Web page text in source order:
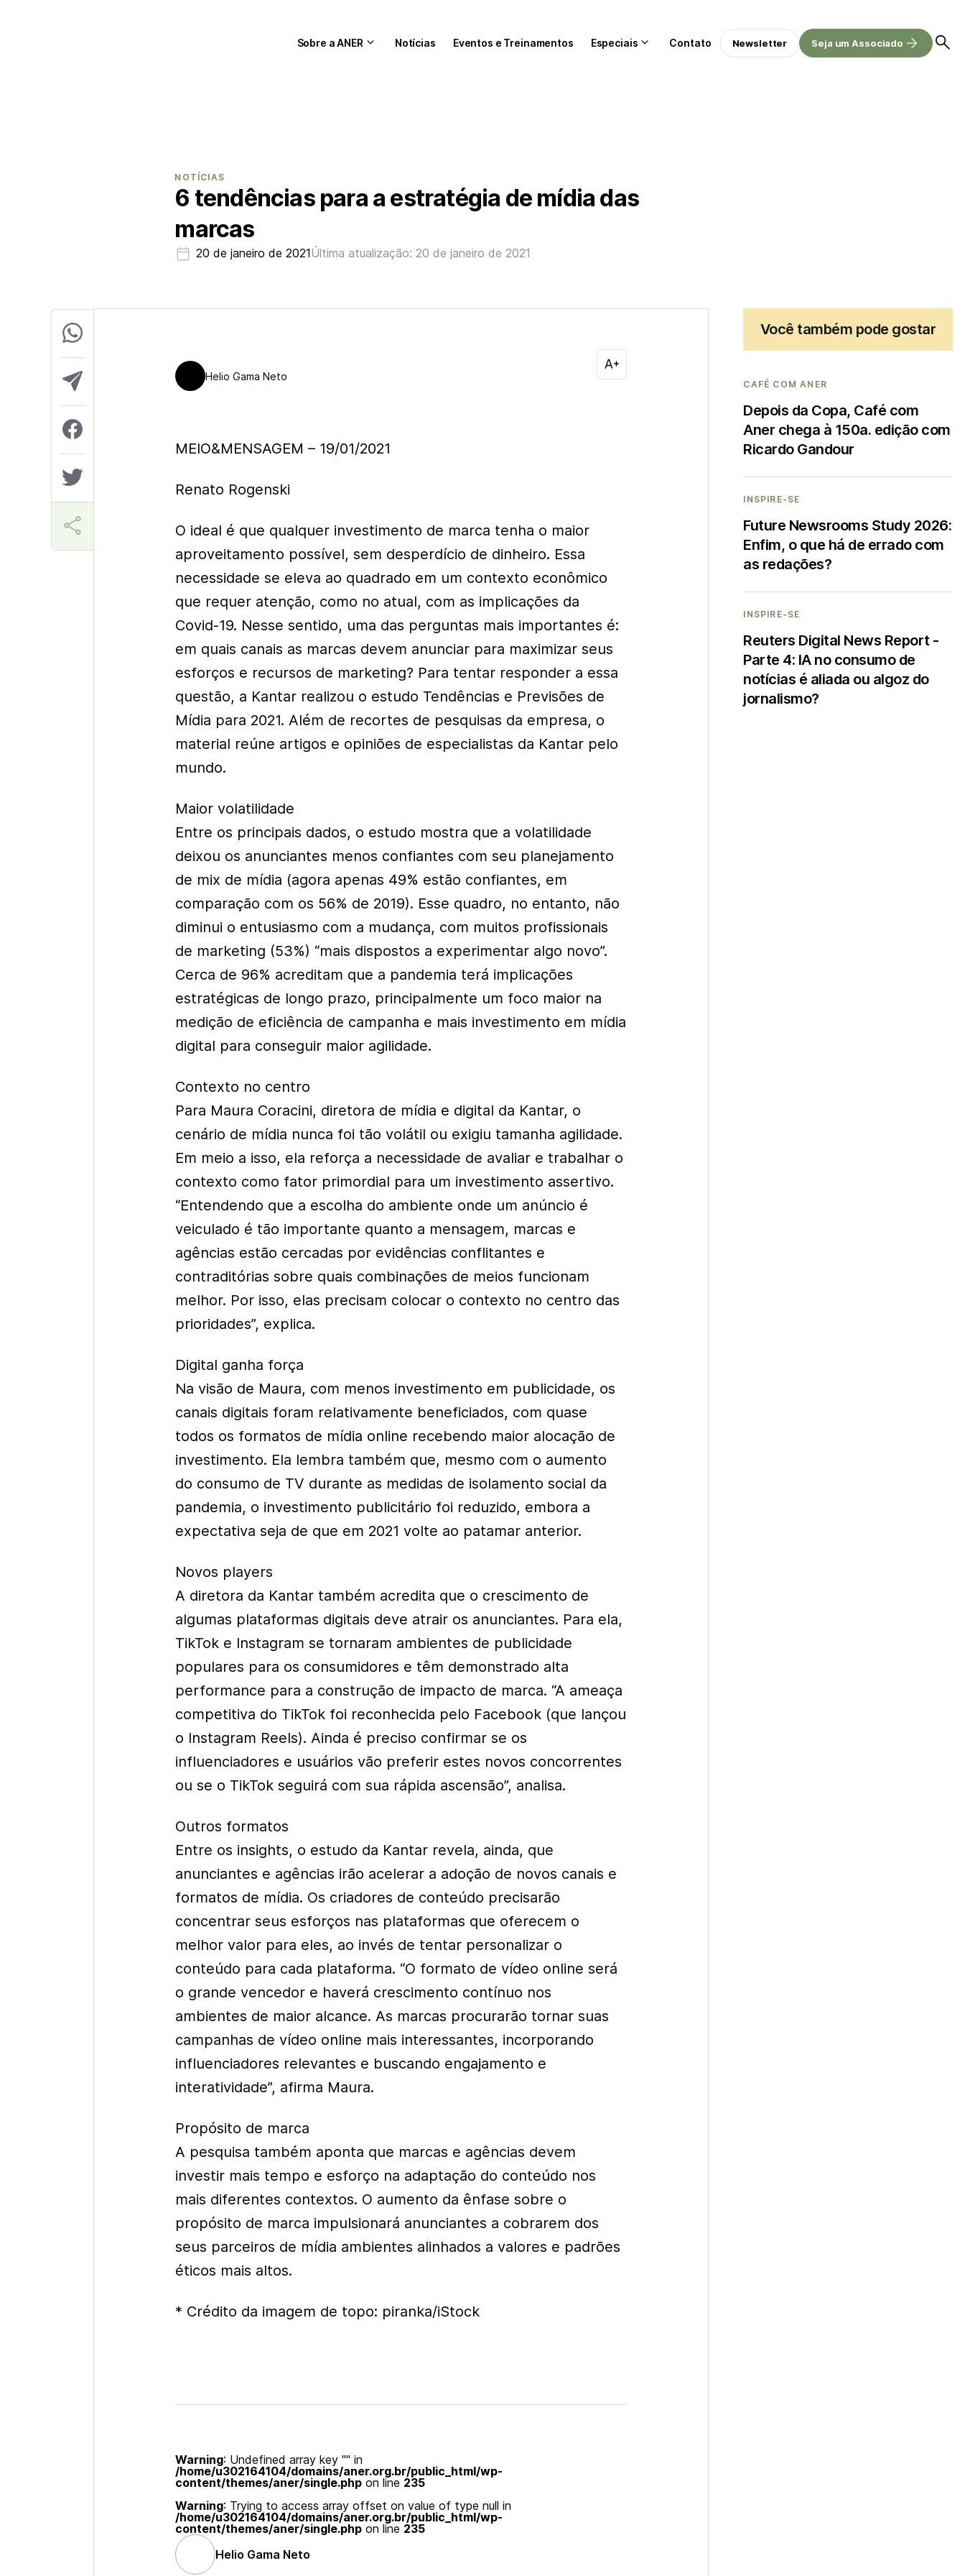
Sobre a ANER Notícias Eventos e Treinamentos Especiais Contato Newsletter Seja um Associado
NOTÍCIAS
6 tendências para a estratégia de mídia das
marcas
20 de janeiro de 2021Última atualização: 20 de janeiro de 2021
Helio Gama Neto
MEIO&MENSAGEM – 19/01/2021
Renato Rogenski
O ideal é que qualquer investimento de marca tenha o maior
aproveitamento possível, sem desperdício de dinheiro. Essa
necessidade se eleva ao quadrado em um contexto econômico
que requer atenção, como no atual, com as implicações da
Covid-19. Nesse sentido, uma das perguntas mais importantes é:
em quais canais as marcas devem anunciar para maximizar seus
esforços e recursos de marketing? Para tentar responder a essa
questão, a Kantar realizou o estudo Tendências e Previsões de
Mídia para 2021. Além de recortes de pesquisas da empresa, o
material reúne artigos e opiniões de especialistas da Kantar pelo
mundo.
Maior volatilidade
Entre os principais dados, o estudo mostra que a volatilidade
deixou os anunciantes menos confiantes com seu planejamento
de mix de mídia (agora apenas 49% estão confiantes, em
comparação com os 56% de 2019). Esse quadro, no entanto, não
diminui o entusiasmo com a mudança, com muitos profissionais
de marketing (53%) “mais dispostos a experimentar algo novo”.
Cerca de 96% acreditam que a pandemia terá implicações
estratégicas de longo prazo, principalmente um foco maior na
medição de eficiência de campanha e mais investimento em mídia
digital para conseguir maior agilidade.
Contexto no centro
Para Maura Coracini, diretora de mídia e digital da Kantar, o
cenário de mídia nunca foi tão volátil ou exigiu tamanha agilidade.
Em meio a isso, ela reforça a necessidade de avaliar e trabalhar o
contexto como fator primordial para um investimento assertivo.
“Entendendo que a escolha do ambiente onde um anúncio é
veiculado é tão importante quanto a mensagem, marcas e
agências estão cercadas por evidências conflitantes e
contraditórias sobre quais combinações de meios funcionam
melhor. Por isso, elas precisam colocar o contexto no centro das
prioridades”, explica.
Digital ganha força
Na visão de Maura, com menos investimento em publicidade, os
canais digitais foram relativamente beneficiados, com quase
todos os formatos de mídia online recebendo maior alocação de
investimento. Ela lembra também que, mesmo com o aumento
do consumo de TV durante as medidas de isolamento social da
pandemia, o investimento publicitário foi reduzido, embora a
expectativa seja de que em 2021 volte ao patamar anterior.
Novos players
A diretora da Kantar também acredita que o crescimento de
algumas plataformas digitais deve atrair os anunciantes. Para ela,
TikTok e Instagram se tornaram ambientes de publicidade
populares para os consumidores e têm demonstrado alta
performance para a construção de impacto de marca. “A ameaça
competitiva do TikTok foi reconhecida pelo Facebook (que lançou
o Instagram Reels). Ainda é preciso confirmar se os
influenciadores e usuários vão preferir estes novos concorrentes
ou se o TikTok seguirá com sua rápida ascensão”, analisa.
Outros formatos
Entre os insights, o estudo da Kantar revela, ainda, que
anunciantes e agências irão acelerar a adoção de novos canais e
formatos de mídia. Os criadores de conteúdo precisarão
concentrar seus esforços nas plataformas que oferecem o
melhor valor para eles, ao invés de tentar personalizar o
conteúdo para cada plataforma. “O formato de vídeo online será
o grande vencedor e haverá crescimento contínuo nos
ambientes de maior alcance. As marcas procurarão tornar suas
campanhas de vídeo online mais interessantes, incorporando
influenciadores relevantes e buscando engajamento e
interatividade”, afirma Maura.
Propósito de marca
A pesquisa também aponta que marcas e agências devem
investir mais tempo e esforço na adaptação do conteúdo nos
mais diferentes contextos. O aumento da ênfase sobre o
propósito de marca impulsionará anunciantes a cobrarem dos
seus parceiros de mídia ambientes alinhados a valores e padrões
éticos mais altos.
* Crédito da imagem de topo: piranka/iStock
Warning: Undefined array key "" in
/home/u302164104/domains/aner.org.br/public_html/wp-
content/themes/aner/single.php on line 235
Warning: Trying to access array offset on value of type null in
/home/u302164104/domains/aner.org.br/public_html/wp-
content/themes/aner/single.php on line 235
Helio Gama Neto
Você também pode gostar
CAFÉ COM ANER
Depois da Copa, Café com
Aner chega à 150a. edição com
Ricardo Gandour
INSPIRE-SE
Future Newsrooms Study 2026:
Enfim, o que há de errado com
as redações?
INSPIRE-SE
Reuters Digital News Report -
Parte 4: IA no consumo de
notícias é aliada ou algoz do
jornalismo?